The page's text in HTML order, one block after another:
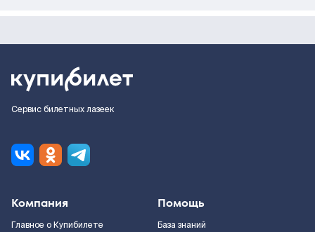
Сервис билетных лазеек
Компания
Главное о Купибилете
Помощь
База знаний